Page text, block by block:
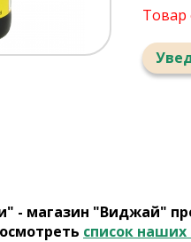
Товар
- магазин "Виджай"
список наших